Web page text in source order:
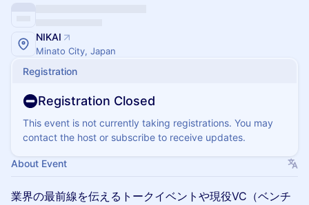
NIKAI
Minato City, Japan
Registration
Registration Closed
This event is not currently taking registrations. You may
contact the host or subscribe to receive updates.
About Event
業界の最前線を伝えるトークイベントや現役VC（ベンチ